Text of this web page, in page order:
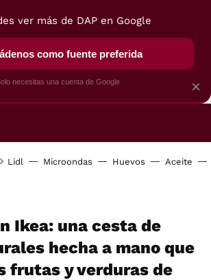
FREIDORAS DE AIRE GUÍAS DE
Lidl Microondas Huevos Aceite
Ikea: una cesta de
hecha a mano que
frutas y verduras de
×
ver más de DAP en Google
como fuente preferida
necesitas una cuenta de Google